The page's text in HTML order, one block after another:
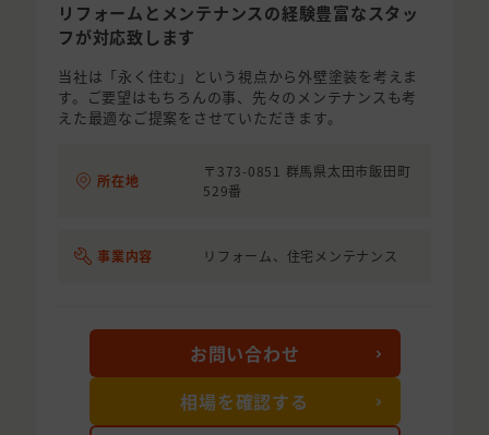
リフォームとメンテナンスの経験豊富なスタッ
フが対応致します
当社は「永く住む」という視点から外壁塗装を考えま
す。ご要望はもちろんの事、先々のメンテナンスも考
えた最適なご提案をさせていただきます。
所在地
〒373-0851 群馬県太田市飯田町
529番
事業内容 リフォーム、住宅メンテナンス
お問い合わせ
相場を確認する